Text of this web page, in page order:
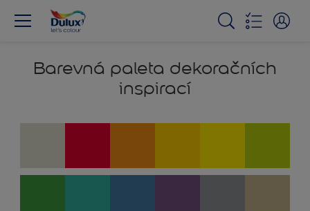
Barevná paleta dekoračních
inspirací